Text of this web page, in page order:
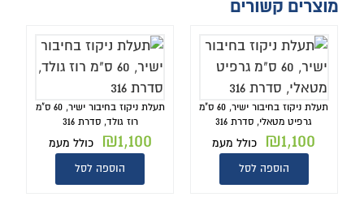
מוצרים קשורים
תעלת ניקוז בחיבור ישיר, 60 ס"מ
גרפיט מטאלי, סדרת 316
₪1,100 כולל מעמ
הוספה לסל
תעלת ניקוז בחיבור ישיר, 60 ס"מ
רוז גולד, סדרת 316
₪1,100 כולל מעמ
הוספה לסל